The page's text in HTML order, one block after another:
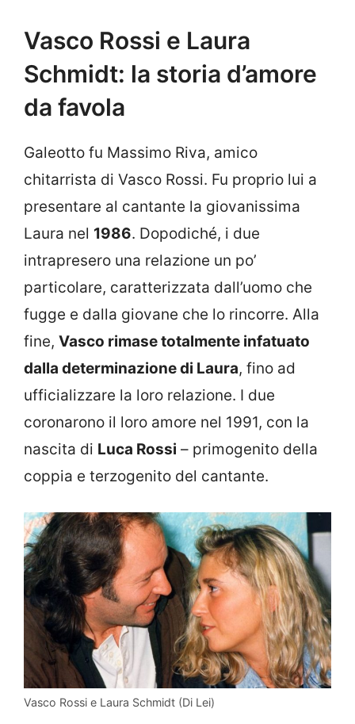
Vasco Rossi e Laura
Schmidt: la storia d’amore
da favola
Galeotto fu Massimo Riva, amico
chitarrista di Vasco Rossi. Fu proprio lui a
presentare al cantante la giovanissima
Laura nel 1986. Dopodiché, i due
intrapresero una relazione un po’
particolare, caratterizzata dall’uomo che
fugge e dalla giovane che lo rincorre. Alla
fine, Vasco rimase totalmente infatuato
dalla determinazione di Laura, fino ad
ufficializzare la loro relazione. I due
coronarono il loro amore nel 1991, con la
nascita di Luca Rossi – primogenito della
coppia e terzogenito del cantante.
Vasco Rossi e Laura Schmidt (Di Lei)